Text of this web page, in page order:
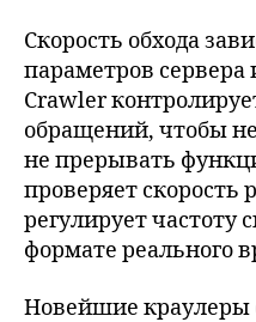
Скорость обхода
параметров сервера
Crawler
обращений, чтобы
не прерывать
проверяет скорость
регулирует частоту
формате реального
Новейшие краулеры